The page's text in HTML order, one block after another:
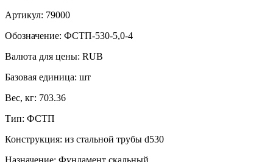
Артикул: 79000
Обозначение: ФСТП-530-5,0-4
Валюта для цены: RUB
Базовая единица: шт
Вес, кг: 703.36
Тип: ФСТП
Конструкция: из стальной трубы d530
Назначение: Фундамент скальный